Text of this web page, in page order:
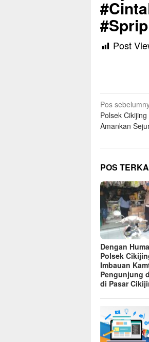
Post
pos
Pos
Polsek
Amankan
POS
Dengan
Polsek
Imbauan
Pengunjung
di Pasar